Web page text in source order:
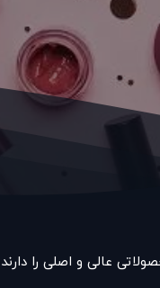
عالی و اصلی را